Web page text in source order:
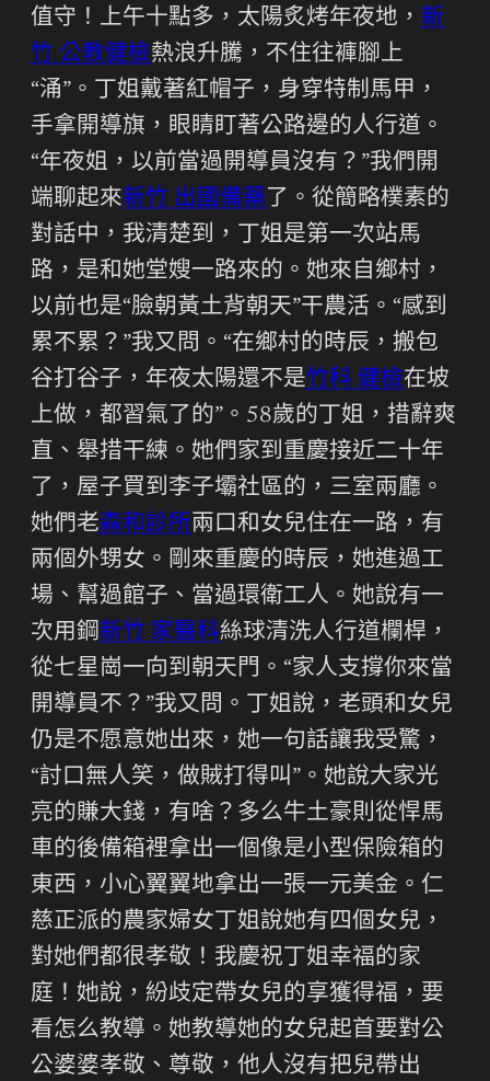
值守！上午十點多，太陽炙烤年夜地， 新
竹 公教健檢熱浪升騰，不住往褲腳上
“涌”。丁姐戴著紅帽子，身穿特制馬甲，
手拿開導旗，眼睛盯著公路邊的人行道。
“年夜姐，以前當過開導員沒有？”我們開
端聊起來新竹 出國備藥 了。從簡略樸素的
對話中，我清楚到，丁姐是第一次站馬
路，是和她堂嫂一路來的。她來自鄉村，
以前也是“臉朝黃土背朝天”干農活。“感到
累不累？”我又問。“在鄉村的時辰，搬包
谷打谷子，年夜太陽還不是竹科 健檢在坡
上做，都習氣了的”。58歲的丁姐，措辭爽
直、舉措干練。她們家到重慶接近二十年
了，屋子買到李子壩社區的，三室兩廳。
她們老森和診所兩口和女兒住在一路，有
兩個外甥女。剛來重慶的時辰，她進過工
場、幫過館子、當過環衛工人。她說有一
次用鋼新竹 家醫科絲球清洗人行道欄桿，
從七星崗一向到朝天門。“家人支撐你來當
開導員不？”我又問。丁姐說，老頭和女兒
仍是不愿意她出來，她一句話讓我受驚，
“討口無人笑，做賊打得叫”。她說大家光
亮的賺大錢，有啥？多么牛土豪則從悍馬
車的後備箱裡拿出一個像是小型保險箱的
東西，小心翼翼地拿出一張一元美金。仁
慈正派的農家婦女丁姐說她有四個女兒，
對她們都很孝敬！我慶祝丁姐幸福的家
庭！她說，紛歧定帶女兒的享獲得福，要
看怎么教導。她教導她的女兒起首要對公
公婆婆孝敬、尊敬，他人沒有把兒帶出